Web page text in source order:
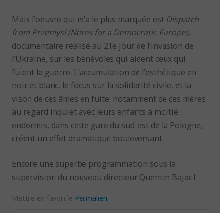
Mais l’oeuvre qui m’a le plus marquée est Dispatch
from Przemysl (Notes for a Democratic Europe),
documentaire réalisé au 21e jour de l’invasion de
l’Ukraine, sur les bénévoles qui aident ceux qui
fuient la guerre. L’accumulation de l’esthétique en
noir et blanc, le focus sur la solidarité civile, et la
vison de ces âmes en fuite, notamment de ces mères
au regard inquiet avec leurs enfants à moitié
endormis, dans cette gare du sud-est de la Pologne,
créent un effet dramatique bouleversant.
Encore une superbe programmation sous la
supervision du nouveau directeur Quentin Bajac !
Mettre en favori le Permalien